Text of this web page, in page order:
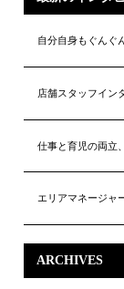
自分自身もぐんぐ
店舗スタッフイン
仕事と育児の両立
エリアマネージャ
ARCHIVES